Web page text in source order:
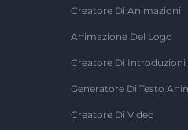
Creatore Di Animazioni
Animazione Del Logo
Creatore Di Introduzioni
Generatore Di Testo
Creatore Di Video